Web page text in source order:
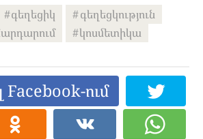
գեղեցիկ
գեղեցկություն
կոսմետիկա
Facebook-ում